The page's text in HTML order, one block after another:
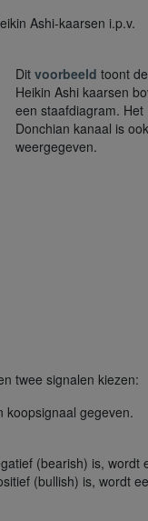
Ashi-kaarsen i.p.v.
Dit voorbeeld toont de
Heikin Ashi kaarsen
een staafdiagram. Het
Donchian kanaal is ook
weergegeven.
twee signalen kiezen:
koopsignaal gegeven.
(bearish) is, wordt
(bullish) is, wordt